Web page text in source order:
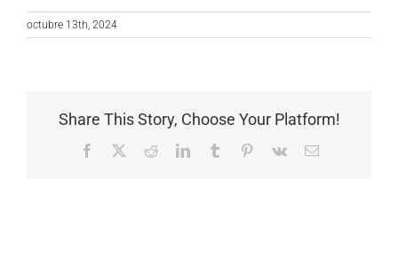
octubre 13th, 2024
Share This Story, Choose Your Platform!
Facebook RedditLinkedInTumblr Pinterest
Vk
Correo